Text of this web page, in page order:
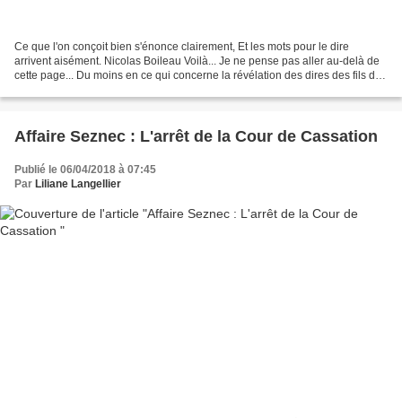
Ce que l'on conçoit bien s'énonce clairement, Et les mots pour le dire
arrivent aisément. Nicolas Boileau Voilà... Je ne pense pas aller au-delà de
cette page... Du moins en ce qui concerne la révélation des dires des fils de
Affaire Seznec : L'arrêt de la Cour de Cassation
Publié le 06/04/2018 à 07:45
Par Liliane Langellier